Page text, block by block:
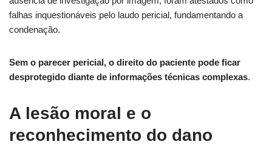
falhas inquestionáveis pelo laudo pericial, fundamentando a
condenação.
Sem o parecer pericial, o direito do paciente pode ficar
desprotegido diante de informações técnicas complexas.
A lesão moral e o
reconhecimento do dano